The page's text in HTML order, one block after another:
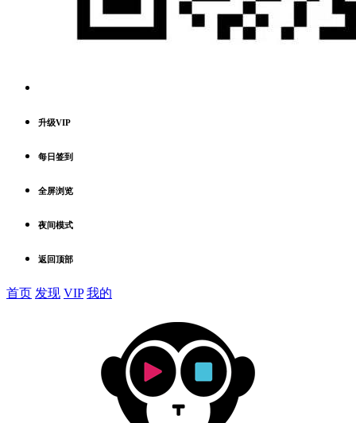
升级VIP
每日签到
全屏浏览
夜间模式
返回顶部
首页 发现 VIP 我的